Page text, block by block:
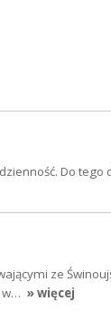
Do
ze
w… » więcej